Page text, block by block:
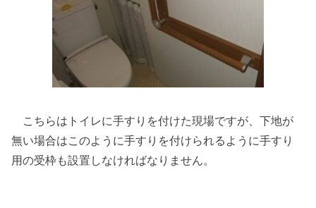
こちらはトイレに手すりを付けた現場ですが、下地が
無い場合はこのように手すりを付けられるように手すり
用の受枠も設置しなければなりません。